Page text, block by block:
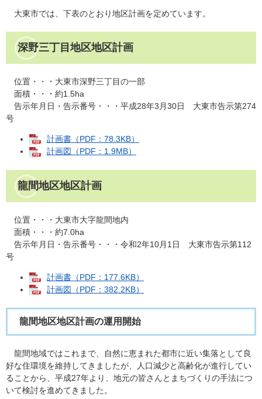
大東市では、下表のとおり地区計画を定めています。
深野三丁目地区地区計画
位置・・・大東市深野三丁目の一部
面積・・・約1.5ha
告示年月日・告示番号・・・平成28年3月30日 大東市告示第274
号
計画書（PDF：78.3KB）
計画図（PDF：1.9MB）
龍間地区地区計画
位置・・・大東市大字龍間地内
面積・・・約7.0ha
告示年月日・告示番号・・・令和2年10月1日 大東市告示第112
号
計画書（PDF：177.6KB）
計画図（PDF：382.2KB）
龍間地区地区計画の運用開始
龍間地域ではこれまで、自然に恵まれた都市に近い集落として良
好な住環境を維持してきましたが、人口減少と高齢化が進行してい
ることから、平成27年より、地元の皆さんとまちづくりの手法につ
いて検討を進めてきました。